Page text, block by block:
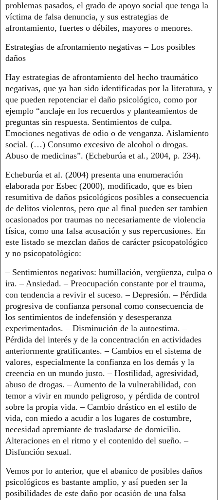
problemas pasados, el grado de apoyo social que tenga la
víctima de falsa denuncia, y sus estrategias de
afrontamiento, fuertes o débiles, mayores o menores.
Estrategias de afrontamiento negativas – Los posibles
daños
Hay estrategias de afrontamiento del hecho traumático
negativas, que ya han sido identificadas por la literatura, y
que pueden repotenciar el daño psicológico, como por
ejemplo “anclaje en los recuerdos y planteamientos de
preguntas sin respuesta. Sentimientos de culpa.
Emociones negativas de odio o de venganza. Aislamiento
social. (…) Consumo excesivo de alcohol o drogas.
Abuso de medicinas”. (Echeburúa et al., 2004, p. 234).
Echeburúa et al. (2004) presenta una enumeración
elaborada por Esbec (2000), modificado, que es bien
resumitiva de daños psicológicos posibles a consecuencia
de delitos violentos, pero que al final pueden ser tambien
ocasionados por traumas no necesariamente de violencia
física, como una falsa acusación y sus repercusiones. En
este listado se mezclan daños de carácter psicopatológico
y no psicopatológico:
– Sentimientos negativos: humillación, vergüenza, culpa o
ira. – Ansiedad. – Preocupación constante por el trauma,
con tendencia a revivir el suceso. – Depresión. – Pérdida
progresiva de confianza personal como consecuencia de
los sentimientos de indefensión y desesperanza
experimentados. – Disminución de la autoestima. –
Pérdida del interés y de la concentración en actividades
anteriormente gratificantes. – Cambios en el sistema de
valores, especialmente la confianza en los demás y la
creencia en un mundo justo. – Hostilidad, agresividad,
abuso de drogas. – Aumento de la vulnerabilidad, con
temor a vivir en mundo peligroso, y pérdida de control
sobre la propia vida. – Cambio drástico en el estilo de
vida, con miedo a acudir a los lugares de costumbre,
necesidad apremiante de trasladarse de domicilio.
Alteraciones en el ritmo y el contenido del sueño. –
Disfunción sexual.
Vemos por lo anterior, que el abanico de posibles daños
psicológicos es bastante amplio, y así pueden ser la
posibilidades de este daño por ocasión de una falsa